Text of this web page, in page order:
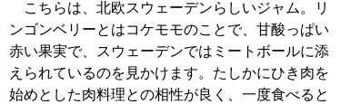
こちらは、北欧スウェーデンらしいジャム。リ
ンゴンベリーとはコケモモのことで、甘酸っぱい
赤い果実で、スウェーデンではミートボールに添
えられているのを見かけます。たしかにひき肉を
始めとした肉料理との相性が良く、一度食べると